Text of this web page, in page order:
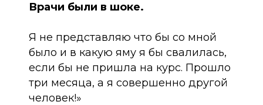
Врачи были в шоке.
Я не представляю что бы со мной
было и в какую яму я бы свалилась,
если бы не пришла на курс. Прошло
три месяца, а я совершенно другой
человек!»